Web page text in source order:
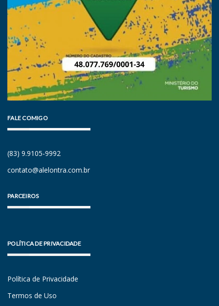
FALE COMIGO
(83) 9.9105-9992
contato@alelontra.com.br
PARCEIROS
POLÍTICA DE PRIVACIDADE
Política de Privacidade
Termos de Uso